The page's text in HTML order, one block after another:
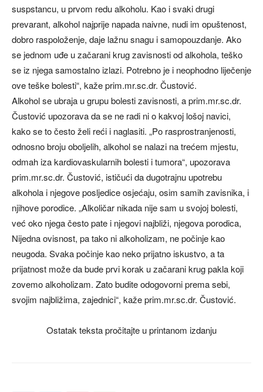
suspstancu, u prvom redu alkoholu. Kao i svaki drugi
prevarant, alkohol najprije napada naivne, nudi im opuštenost,
dobro raspoloženje, daje lažnu snagu i samopouzdanje. Ako
se jednom uđe u začarani krug zavisnosti od alkohola, teško
se iz njega samostalno izlazi. Potrebno je i neophodno liječenje
ove teške bolesti“, kaže prim.mr.sc.dr. Čustović.
Alkohol se ubraja u grupu bolesti zavisnosti, a prim.mr.sc.dr.
Čustović upozorava da se ne radi ni o kakvoj lošoj navici,
kako se to često želi reći i naglasiti. „Po rasprostranjenosti,
odnosno broju oboljelih, alkohol se nalazi na trećem mjestu,
odmah iza kardiovaskularnih bolesti i tumora“, upozorava
prim.mr.sc.dr. Čustović, ističući da dugotrajnu upotrebu
alkohola i njegove posljedice osjećaju, osim samih zavisnika, i
njihove porodice. „Alkoličar nikada nije sam u svojoj bolesti,
već oko njega često pate i njegovi najbliži, njegova porodica,
Nijedna ovisnost, pa tako ni alkoholizam, ne počinje kao
neugoda. Svaka počinje kao neko prijatno iskustvo, a ta
prijatnost može da bude prvi korak u začarani krug pakla koji
zovemo alkoholizam. Zato budite odogovorni prema sebi,
svojim najbližima, zajednici“, kaže prim.mr.sc.dr. Čustović.
Ostatak teksta pročitajte u printanom izdanju